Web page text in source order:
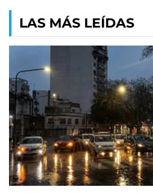
LAS MÁS LEÍDAS